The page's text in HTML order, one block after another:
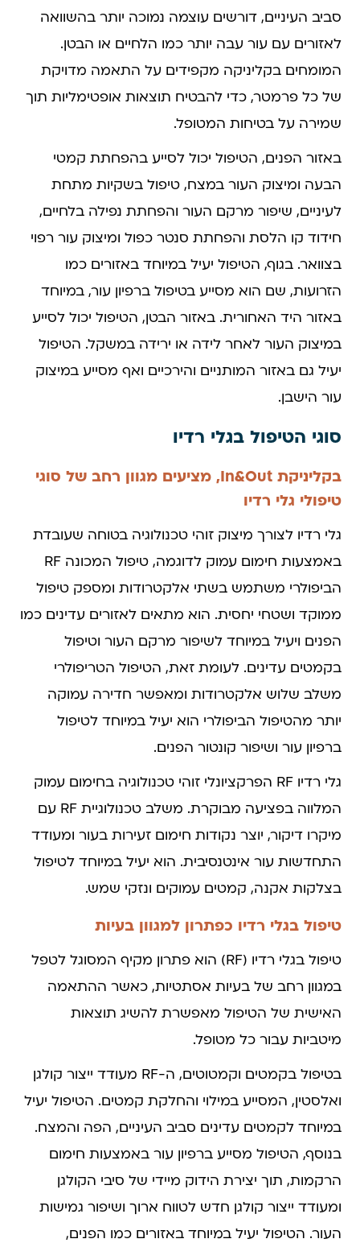
סביב העיניים, דורשים עוצמה נמוכה יותר בהשוואה
לאזורים עם עור עבה יותר כמו הלחיים או הבטן.
המומחים בקליניקה מקפידים על התאמה מדויקת
של כל פרמטר, כדי להבטיח תוצאות אופטימליות תוך
שמירה על בטיחות המטופל.
באזור הפנים, הטיפול יכול לסייע בהפחתת קמטי
הבעה ומיצוק העור במצח, טיפול בשקיות מתחת
לעיניים, שיפור מרקם העור והפחתת נפילה בלחיים,
חידוד קו הלסת והפחתת סנטר כפול ומיצוק עור רפוי
בצוואר. בגוף, הטיפול יעיל במיוחד באזורים כמו
הזרועות, שם הוא מסייע בטיפול ברפיון עור, במיוחד
באזור היד האחורית. באזור הבטן, הטיפול יכול לסייע
במיצוק העור לאחר לידה או ירידה במשקל. הטיפול
יעיל גם באזור המותניים והירכיים ואף מסייע במיצוק
עור הישבן.
סוגי הטיפול בגלי רדיו
בקליניקת In&Out, מציעים מגוון רחב של סוגי
טיפולי גלי רדיו
גלי רדיו לצורך מיצוק זוהי טכנולוגיה בטוחה שעובדת
באמצעות חימום עמוק לדוגמה, טיפול המכונה RF
הביפולרי משתמש בשתי אלקטרודות ומספק טיפול
ממוקד ושטחי יחסית. הוא מתאים לאזורים עדינים כמו
הפנים ויעיל במיוחד לשיפור מרקם העור וטיפול
בקמטים עדינים. לעומת זאת, הטיפול הטריפולרי
משלב שלוש אלקטרודות ומאפשר חדירה עמוקה
יותר מהטיפול הביפולרי הוא יעיל במיוחד לטיפול
ברפיון עור ושיפור קונטור הפנים.
גלי רדיו RF הפרקציונלי זוהי טכנולוגיה בחימום עמוק
המלווה בפציעה מבוקרת. משלב טכנולוגיית RF עם
מיקרו דיקור, יוצר נקודות חימום זעירות בעור ומעודד
התחדשות עור אינטנסיבית. הוא יעיל במיוחד לטיפול
בצלקות אקנה, קמטים עמוקים ונזקי שמש.
טיפול בגלי רדיו כפתרון למגוון בעיות
טיפול בגלי רדיו (RF) הוא פתרון מקיף המסוגל לטפל
במגוון רחב של בעיות אסתטיות, כאשר ההתאמה
האישית של הטיפול מאפשרת להשיג תוצאות
מיטביות עבור כל מטופל.
בטיפול בקמטים וקמטוטים, ה-RF מעודד ייצור קולגן
ואלסטין, המסייע במילוי והחלקת קמטים. הטיפול יעיל
במיוחד לקמטים עדינים סביב העיניים, הפה והמצח.
בנוסף, הטיפול מסייע ברפיון עור באמצעות חימום
הרקמות, תוך יצירת הידוק מיידי של סיבי הקולגן
ומעודד ייצור קולגן חדש לטווח ארוך ושיפור גמישות
העור. הטיפול יעיל במיוחד באזורים כמו הפנים,